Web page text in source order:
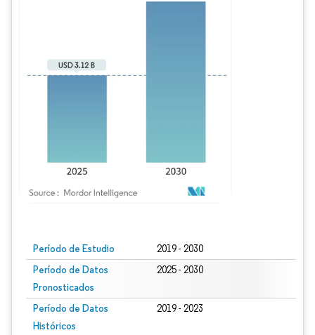
Período de Estudio 2019 - 2030
Período de Datos
Pronosticados
2025 - 2030
Período de Datos
Históricos
2019 - 2023